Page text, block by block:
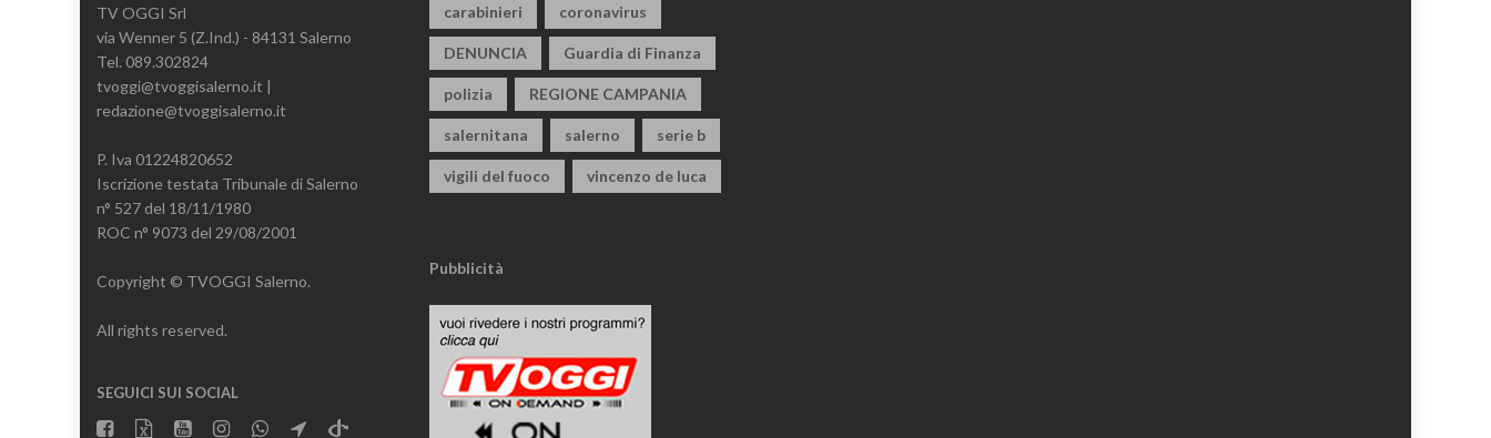
TV OGGI Srl
via Wenner 5 (Z.Ind.) - 84131 Salerno
Tel. 089.302824
tvoggi@tvoggisalerno.it |
redazione@tvoggisalerno.it
P. Iva 01224820652
Iscrizione testata Tribunale di Salerno
n° 527 del 18/11/1980
ROC n° 9073 del 29/08/2001
Copyright © TVOGGI Salerno.
All rights reserved.
SEGUICI SUI SOCIAL
carabinieri coronavirus
DENUNCIA Guardia di Finanza
polizia REGIONE CAMPANIA
salernitana salerno serie b
vigili del fuoco vincenzo de luca
Pubblicità